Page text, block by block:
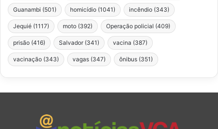
Guanambi (501) homicídio (1041) incêndio (343)
Jequié (1117) moto (392) Operação policial (409)
prisão (416) Salvador (341) vacina (387)
vacinação (343) vagas (347) ônibus (351)